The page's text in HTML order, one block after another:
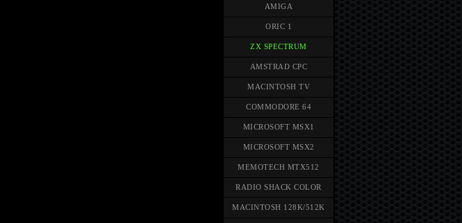
AMIGA
ORIC 1
ZX SPECTRUM
AMSTRAD CPC
MACINTOSH TV
COMMODORE 64
MICROSOFT MSX1
MICROSOFT MSX2
MEMOTECH MTX512
RADIO SHACK COLOR
MACINTOSH 128K/512K